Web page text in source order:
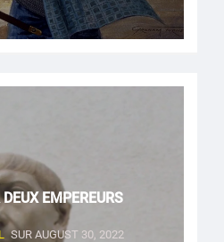
EMPEREURS
SUR AUGUST 30, 2022